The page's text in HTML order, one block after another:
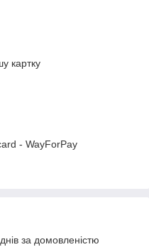
картку
- WayForPay
за домовленістю